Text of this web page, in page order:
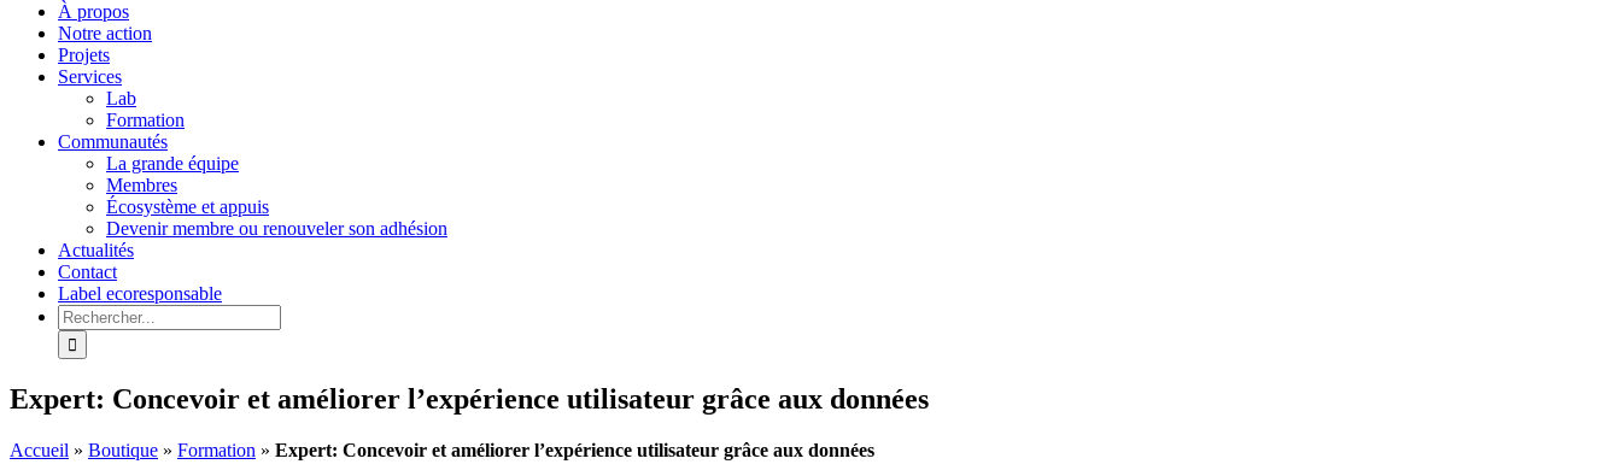
À propos
Notre action
Projets
Services
Lab
Formation
Communautés
La grande équipe
Membres
Écosystème et appuis
Devenir membre ou renouveler son adhésion
Actualités
Contact
Label ecoresponsable
Rechercher:
Expert: Concevoir et améliorer l’expérience utilisateur grâce aux données
Accueil » Boutique » Formation » Expert: Concevoir et améliorer l’expérience utilisateur grâce aux données